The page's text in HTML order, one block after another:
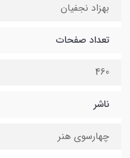
بهزاد نجفیان
تعداد صفحات
460
ناشر
چهارسوی هنر